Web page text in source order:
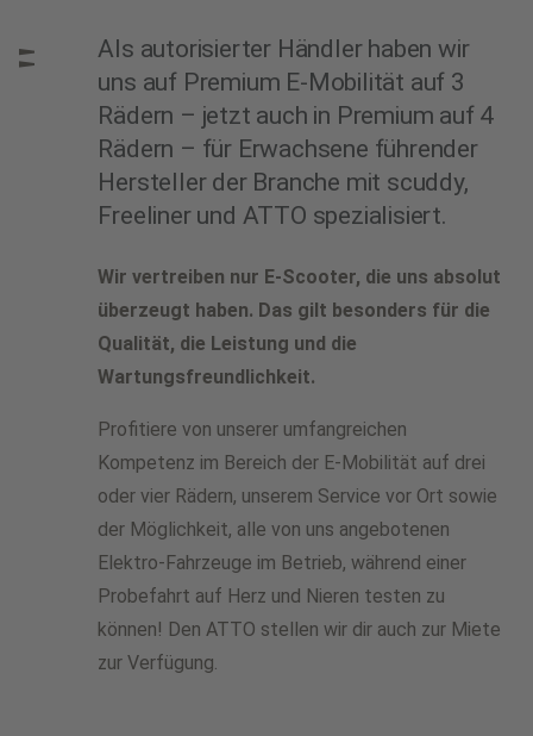
Als autorisierter Händler haben wir
uns auf Premium E-Mobilität auf 3
Rädern – jetzt auch in Premium auf 4
Rädern – für Erwachsene führender
Hersteller der Branche mit scuddy,
Freeliner und ATTO spezialisiert.
Wir vertreiben nur E-Scooter, die uns absolut
überzeugt haben. Das gilt besonders für die
Qualität, die Leistung und die
Wartungsfreundlichkeit.
Profitiere von unserer umfangreichen
Kompetenz im Bereich der E-Mobilität auf drei
oder vier Rädern, unserem Service vor Ort sowie
der Möglichkeit, alle von uns angebotenen
Elektro-Fahrzeuge im Betrieb, während einer
Probefahrt auf Herz und Nieren testen zu
können! Den ATTO stellen wir dir auch zur Miete
zur Verfügung.